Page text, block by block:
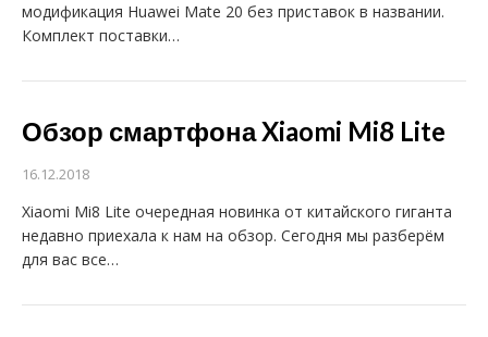
модификация Huawei Mate 20 без приставок в названии.
Комплект поставки…
Обзор смартфона Xiaomi Mi8 Lite
16.12.2018
Xiaomi Mi8 Lite очередная новинка от китайского гиганта
недавно приехала к нам на обзор. Сегодня мы разберём
для вас все…